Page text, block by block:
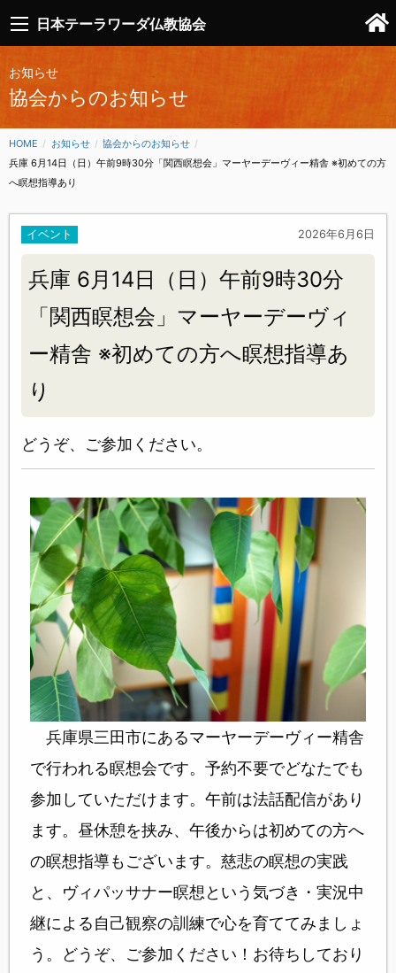
日本テーラワーダ仏教協会
お知らせ
協会からのお知らせ
HOME お知らせ
協会からのお知らせ
CURRENT:
兵庫 6月14日（日）午前9時30分「関西瞑想会」マーヤーデーヴィー精舎 ※初めての方
へ瞑想指導あり
イベント 2026年6月6日
兵庫 6月14日（日）午前9時30分
「関西瞑想会」マーヤーデーヴィ
ー精舎 ※初めての方へ瞑想指導あ
り
どうぞ、ご参加ください。
兵庫県三田市にあるマーヤーデーヴィー精舎
で行われる瞑想会です。予約不要でどなたでも
参加していただけます。午前は法話配信があり
ます。昼休憩を挟み、午後からは初めての方へ
の瞑想指導もございます。慈悲の瞑想の実践
と、ヴィパッサナー瞑想という気づき・実況中
継による自己観察の訓練で心を育ててみましょ
う。どうぞ、ご参加ください！お待ちしており